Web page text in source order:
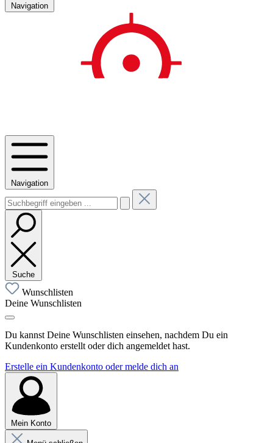
Navigation
Navigation
Suche
Wunschlisten
Deine Wunschlisten
Du kannst Deine Wunschlisten einsehen, nachdem Du ein
Kundenkonto erstellt oder dich angemeldet hast.
Erstelle ein Kundenkonto oder melde dich an
Mein Konto